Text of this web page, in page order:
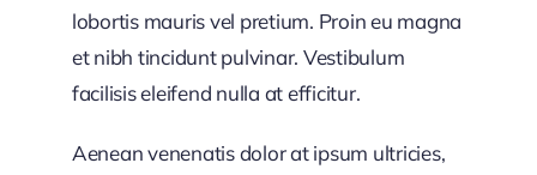
lobortis mauris vel pretium. Proin eu magna
et nibh tincidunt pulvinar. Vestibulum
facilisis eleifend nulla at efficitur.
Aenean venenatis dolor at ipsum ultricies,